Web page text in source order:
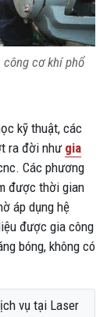
công cơ khí phổ
kỹ thuật, các
ra đời như gia
Các phương
được thời gian
áp dụng hệ
được gia công
bóng, không có
vụ tại Laser